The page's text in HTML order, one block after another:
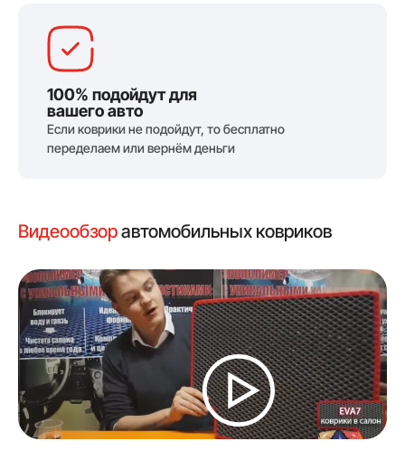
Видеообзоравтомобильных ковриков
100% подойдут для
вашего авто
Если коврики не подойдут, то бесплатно
переделаем или вернём деньги